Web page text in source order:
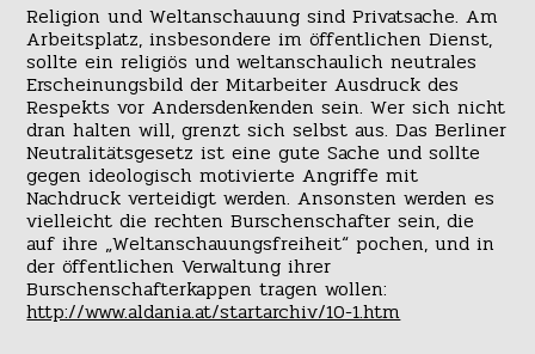
Religion und Weltanschauung sind Privatsache. Am
Arbeitsplatz, insbesondere im öffentlichen Dienst,
sollte ein religiös und weltanschaulich neutrales
Erscheinungsbild der Mitarbeiter Ausdruck des
Respekts vor Andersdenkenden sein. Wer sich nicht
dran halten will, grenzt sich selbst aus. Das Berliner
Neutralitätsgesetz ist eine gute Sache und sollte
gegen ideologisch motivierte Angriffe mit
Nachdruck verteidigt werden. Ansonsten werden es
vielleicht die rechten Burschenschafter sein, die
auf ihre „Weltanschauungsfreiheit“ pochen, und in
der öffentlichen Verwaltung ihrer
Burschenschafterkappen tragen wollen:
http://www.aldania.at/startarchiv/10-1.htm